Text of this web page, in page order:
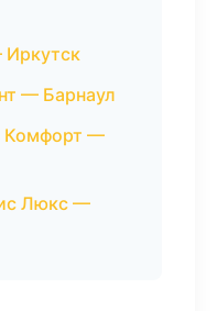
— Барнаул
Комфорт —
Люкс —